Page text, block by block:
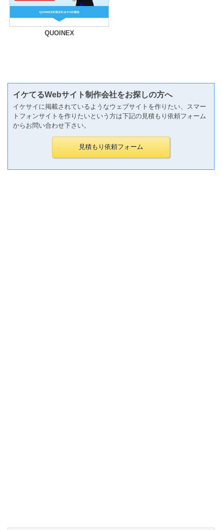
QUOINEX
イケてるWebサイト制作会社をお探しの方へ
イケサイに掲載されているようなウェブサイトを作りたい、スマー
トフォンサイトを作りたいという方は下記の見積もり依頼フォーム
からお問い合わせ下さい。